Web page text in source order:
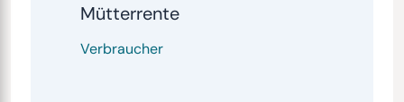
Mütterrente
Verbraucher